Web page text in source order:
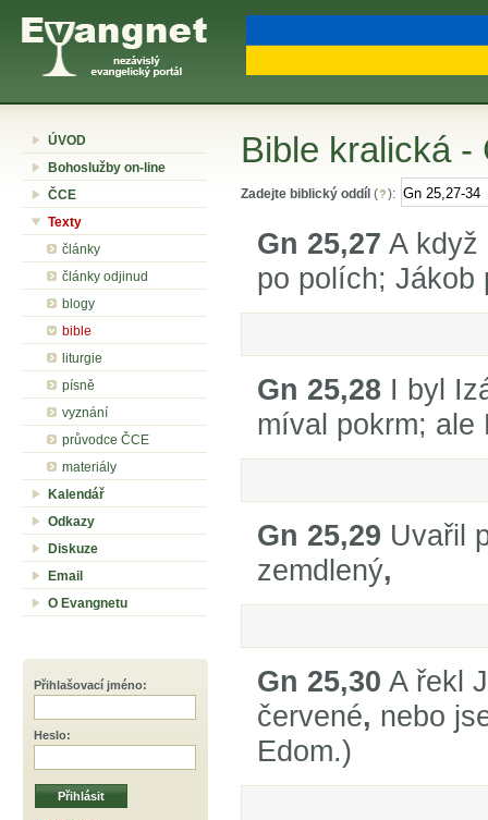
ÚVOD
Bohoslužby on-line
ČCE
Texty
články
články odjinud
blogy
bible
liturgie
písně
vyznání
průvodce ČCE
materiály
Kalendář
Odkazy
Diskuze
Email
O Evangnetu
Přihlašovací jméno:
Heslo:
Bible kralická -
Zadejte biblický oddíl ( ):
Gn 25,27 A když
po polích; Jákob
Gn 25,28 I byl
míval pokrm; ale
Gn 25,29 Uvařil
zemdlený,
Gn 25,30 A řekl
červené, nebo
Edom.)